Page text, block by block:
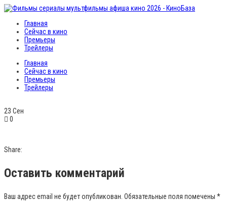
Главная
Сейчас в кино
Премьеры
Трейлеры
Главная
Сейчас в кино
Премьеры
Трейлеры
23 Сен
0
Share:
Оставить комментарий
Ваш адрес email не будет опубликован. Обязательные поля помечены *